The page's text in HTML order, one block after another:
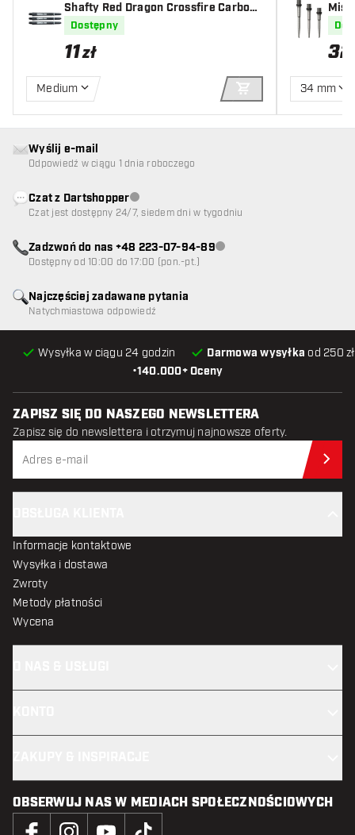
Shafty Red Dragon Crossfire Carbon
Fibre
Dostępny
11zł
Medium
DODAJ DO
32
34 mm
•140.000+ Oceny
Wysyłka w ciągu 24 godzin Darmowa wysyłka od 250
Najczęściej zadawane pytania
Natychmiastowa odpowiedź
Wyślij e-mail
Odpowiedź w ciągu 1 dnia roboczego
Czat z DartshopperObsługa klienta niedostępna
Czat jest dostępny 24/7, siedem dni w tygodniu
Zadzwoń do nas +48 223-07-94-89Obsługa klienta niedostępna
Dostępny od 10:00 do 17:00 (pon.-pt.)
ZAPISZ SIĘ DO NASZEGO NEWSLETTERA
Zapisz się do newslettera i otrzymuj najnowsze oferty.
Informacje kontaktowe
Wysyłka i dostawa
Zwroty
Metody płatności
Wycena
OBSERWUJ NAS W MEDIACH SPOŁECZNOŚCIOWYCH